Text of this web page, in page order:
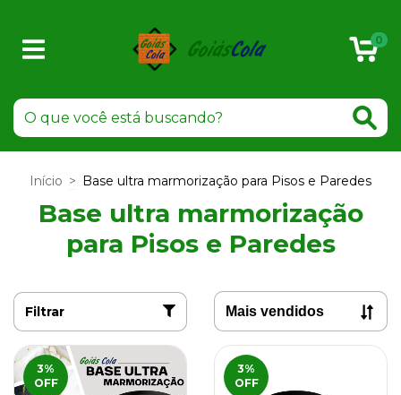
0
Início > Base ultra marmorização para Pisos e Paredes
Base ultra marmorização
para Pisos e Paredes
Filtrar
3%
OFF
3%
OFF